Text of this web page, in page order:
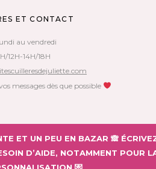
ET CONTACT
au vendredi
12H-14H/18H
messages dès que possible
Petites Cuillères de Juliette